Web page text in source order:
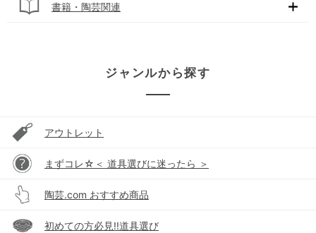
書籍・陶芸関連
ジャンルから探す
アウトレット
まずコレ☆＜ 道具選びに迷ったら ＞
陶芸.com おすすめ商品
初めての方必見!!道具選び